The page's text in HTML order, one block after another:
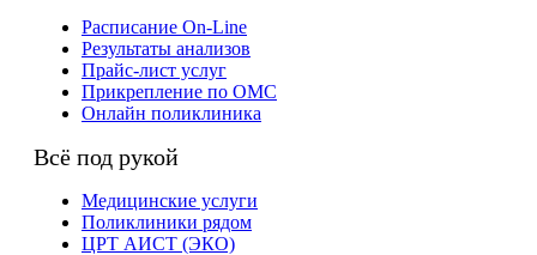
Расписание On-Line
Результаты анализов
Прайс-лист услуг
Прикрепление по ОМС
Онлайн поликлиника
Всё под рукой
Медицинские услуги
Поликлиники рядом
ЦРТ АИСТ (ЭКО)